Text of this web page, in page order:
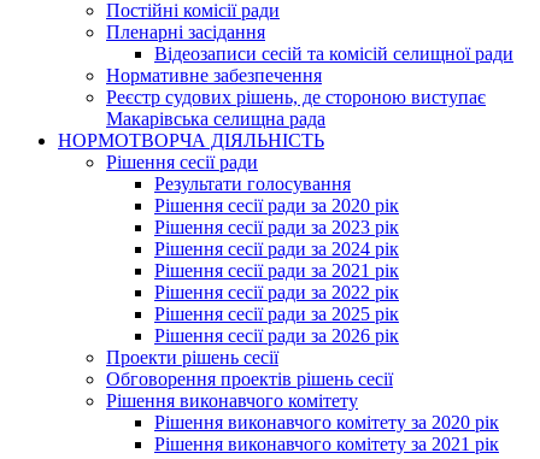
Постійні комісії ради
Пленарні засідання
Відеозаписи сесій та комісій селищної ради
Нормативне забезпечення
Реєстр судових рішень, де стороною виступає
Макарівська селищна рада
НОРМОТВОРЧА ДІЯЛЬНІСТЬ
Рішення сесії ради
Результати голосування
Рішення сесії ради за 2020 рік
Рішення сесії ради за 2023 рік
Рішення сесії ради за 2024 рік
Рішення сесії ради за 2021 рік
Рішення сесії ради за 2022 рік
Рішення сесії ради за 2025 рік
Рішення сесії ради за 2026 рік
Проекти рішень сесії
Обговорення проектів рішень сесії
Рішення виконавчого комітету
Рішення виконавчого комітету за 2020 рік
Рішення виконавчого комітету за 2021 рік